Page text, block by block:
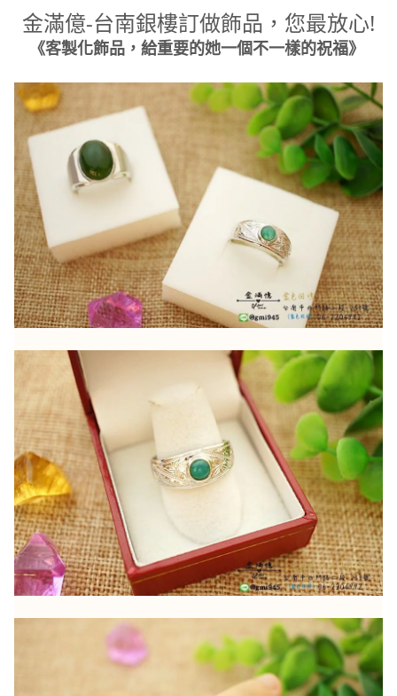
金滿億-台南銀樓訂做飾品，您最放心!
《客製化飾品，給重要的她一個不一樣的祝福》